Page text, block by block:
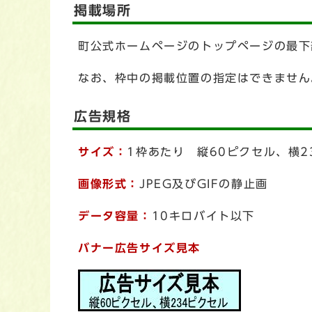
掲載場所
町公式ホームページのトップページの最下
なお、枠中の掲載位置の指定はできません
広告規格
サイズ： 1枠あたり 縦60ピクセル、横
画像形式： JPEG及びGIFの静止画
データ容量： 10キロバイト以下
バナー広告サイズ見本